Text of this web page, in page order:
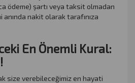
ödeme) şartı veya taksit olmadan
anında nakit olarak tarafınıza
En Önemli Kural:
size verebileceğimiz en hayati